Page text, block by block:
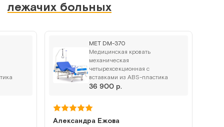
лежачих больных
MET DM-370
Медицинская кровать
механическая
четырехсекционная с
вставками из ABS-пластика
36 900 р.
Александра Ежова